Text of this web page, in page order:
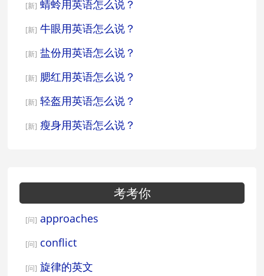
[新] 蜻蛉用英语怎么说？
[新] 牛眼用英语怎么说？
[新] 盐份用英语怎么说？
[新] 腮红用英语怎么说？
[新] 轻盔用英语怎么说？
[新] 瘦身用英语怎么说？
考考你
[问] approaches
[问] conflict
[问] 旋律的英文